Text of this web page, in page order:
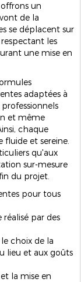
un
de la
se déplacent sur
les
une mise en
adaptées à
et même
chaque
et sereine.
qu'aux
sur-mesure
du projet.
pour tous
par des
choix de la
lieu et aux goûts
la mise en